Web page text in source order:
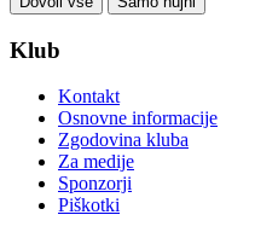
Klub
Kontakt
Osnovne informacije
Zgodovina kluba
Za medije
Sponzorji
Piškotki